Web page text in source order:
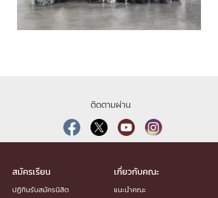
ติดตามผ่าน
สมัครเรียน
ปฏิทินรับสมัครนิสิต
เกี่ยวกับคณะ
แนะนำคณะ